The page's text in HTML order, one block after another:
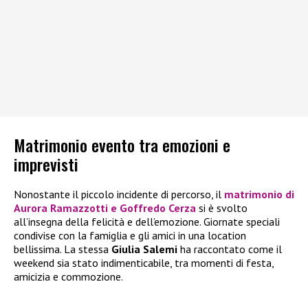
Matrimonio evento tra emozioni e
imprevisti
Nonostante il piccolo incidente di percorso, il matrimonio di
Aurora Ramazzotti e Goffredo Cerza si è svolto
all’insegna della felicità e dell’emozione. Giornate speciali
condivise con la famiglia e gli amici in una location
bellissima. La stessa Giulia Salemi ha raccontato come il
weekend sia stato indimenticabile, tra momenti di festa,
amicizia e commozione.